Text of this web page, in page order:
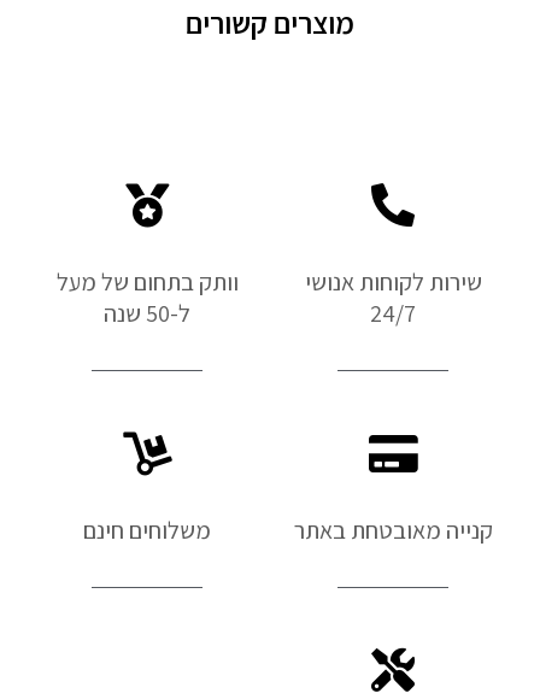
מוצרים קשורים
שירות לקוחות אנושי
24/7
וותק בתחום של מעל
ל-50 שנה
קנייה מאובטחת באתר משלוחים חינם